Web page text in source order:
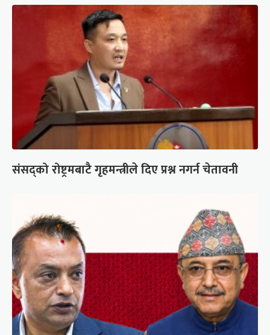
संसद्को रोष्ट्रमबाटै गृहमन्त्रीले दिए प्रश्न नगर्न चेतावनी